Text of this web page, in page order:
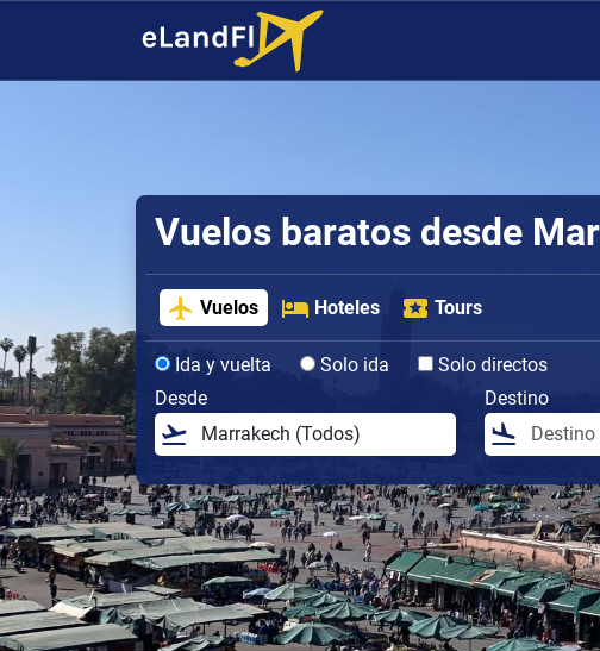
Vuelos baratos desde
Vuelos Hoteles Tours
Ida y vuelta Solo ida
Solo directos
Desde
Destino